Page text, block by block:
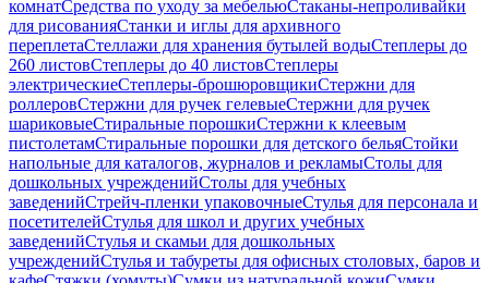
комнатСредства по уходу за мебельюСтаканы-непроливайки
для рисованияСтанки и иглы для архивного
переплетаСтеллажи для хранения бутылей водыСтеплеры до
260 листовСтеплеры до 40 листовСтеплеры
электрическиеСтеплеры-брошюровщикиСтержни для
роллеровСтержни для ручек гелевыеСтержни для ручек
шариковыеСтиральные порошкиСтержни к клеевым
пистолетамСтиральные порошки для детского бельяСтойки
напольные для каталогов, журналов и рекламыСтолы для
дошкольных учрежденийСтолы для учебных
заведенийСтрейч-пленки упаковочныеСтулья для персонала и
посетителейСтулья для школ и других учебных
заведенийСтулья и скамьи для дошкольных
учрежденийСтулья и табуреты для офисных столовых, баров и